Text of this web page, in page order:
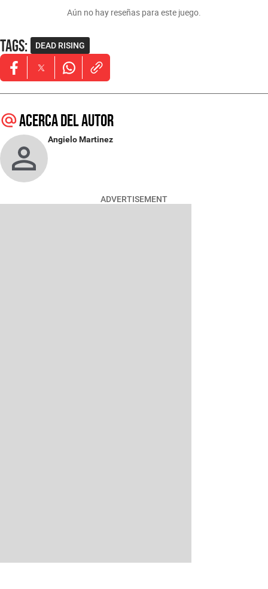
Aún no hay reseñas para este juego.
Tags: DEAD RISING
Opens in new window
Opens in new window
Opens in new window
Acerca del autor
Angielo Martinez
ADVERTISEMENT